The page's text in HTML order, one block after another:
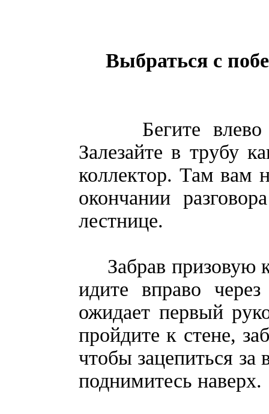
Выбраться с
Бегите влево
Залезайте в трубу
коллектор. Там вам
окончании
лестнице.
Забрав призовую
идите вправо
ожидает первый
пройдите к стене,
чтобы зацепиться
поднимитесь наверх.